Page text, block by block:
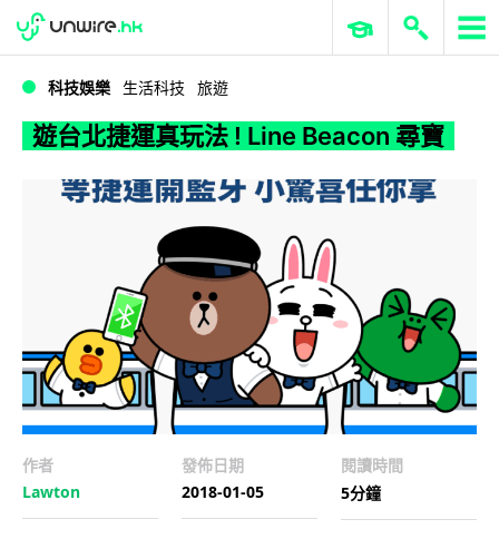
遊台北捷運真玩法 ! Line Beacon 尋寶
WWDC 2026 ERP 與商業 AI
科技娛樂 生活科技 旅遊
遊台北捷運真玩法 ! Line Beacon 尋寶
作者
Lawton
發佈日期
2018-01-05
閱讀時間
5分鐘